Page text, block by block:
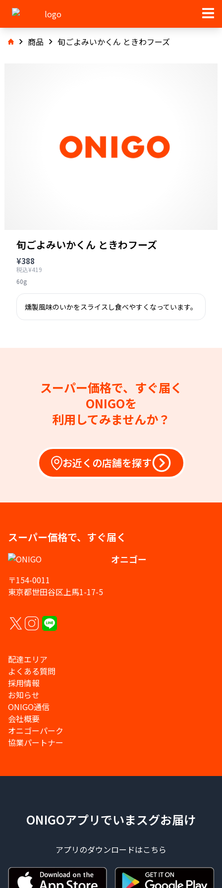
商品 旬ごよみいかくん ときわフーズ
旬ごよみいかくん ときわフーズ
¥388
税込¥419
60g
燻製風味のいかをスライスし食べやすくなっています。
スーパー価格で、すぐ届く
ONIGOを
利用してみませんか？
お近くの店舗を探す
スーパー価格で、すぐ届く
オニゴー
〒154-0011
東京都世田谷区上馬1-17-5
配達エリア
よくある質問
採用情報
お知らせ
ONIGO通信
会社概要
オニゴーパーク
協業パートナー
ONIGOアプリでいまスグお届け
アプリのダウンロードはこちら